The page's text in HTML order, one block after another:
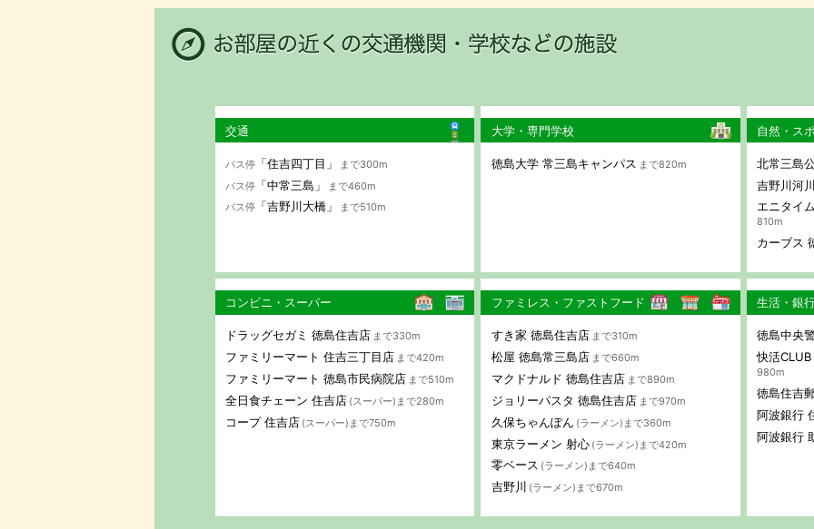
交通
バス停 「住吉四丁目」
まで300m
バス停 「中常三島」
まで460m
バス停 「吉野川大橋」 まで510m
大学・専門学校
徳島大学 常三島キャンパス まで820m
自然・ス
北常三島
吉野川河
エニタイ
810m
カーブス
コンビニ・スーパー
ドラッグセガミ 徳島住吉店 まで330m
ファミリーマート 住吉三丁目店 まで420m
ファミリーマート 徳島市民病院店 まで510m
全日食チェーン 住吉店 (スーパー)まで280m
コープ 住吉店 (スーパー)まで750m
ファミレス・ファストフード
すき家 徳島住吉店 まで310m
松屋 徳島常三島店 まで660m
マクドナルド 徳島住吉店 まで890m
ジョリーパスタ 徳島住吉店 まで970m
久保ちゃんぽん (ラーメン)まで360m
東京ラーメン 射心 (ラーメン)まで420m
零ベース (ラーメン)まで640m
吉野川 (ラーメン)まで670m
生活・銀
徳島中央
快活
980m
徳島住吉
阿波銀行
阿波銀行